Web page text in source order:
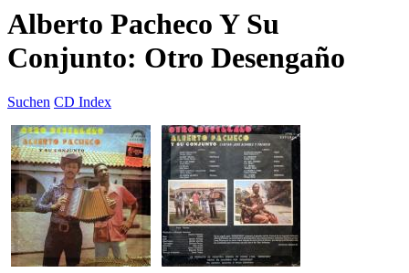
Alberto Pacheco Y Su
Conjunto: Otro Desengaño
Suchen CD Index